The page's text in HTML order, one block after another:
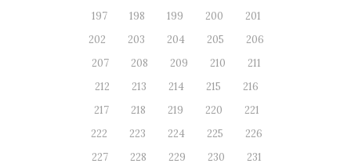
197
198 199 200
201
202
203 204 205
206
207
208 209 210
211
212
213 214 215
216
217
218 219 220
221
222
223 224 225
226
227
228 229 230
231